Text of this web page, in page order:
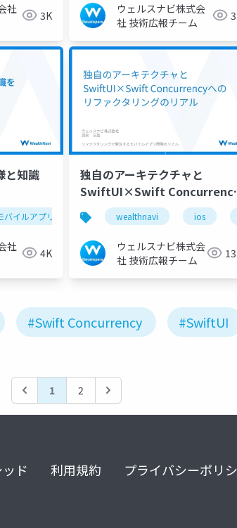
社
3K
ウェルスナビ株式会
社 技術広報チーム
と知識
バイルアプリ リファクタリング
社
4K
独自のアーキテクチャと
SwiftUI×Swift
へのリファクタリングのリアル
wealthnavi ios
ウェルスナビ株式会
社 技術広報チーム
#Swift Concurrency #SwiftUI
1 2
ド 利用規約 プライバシーポリ